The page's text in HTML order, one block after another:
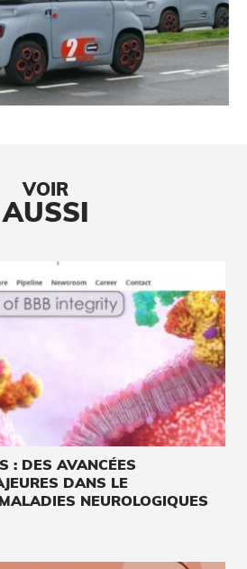
VOIR
AUSSI
: DES AVANCÉES
DANS LE
NEUROLOGIQUES